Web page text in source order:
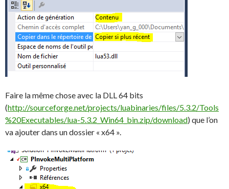
Faire la même chose avec la DLL 64 bits
(http://sourceforge.net/projects/luabinaries/files/5.3.2/Tools
%20Executables/lua-5.3.2_Win64_bin.zip/download) que l’on
va ajouter dans un dossier « x64 ».